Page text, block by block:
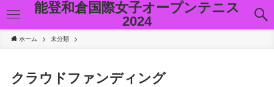
能登和倉国際女子オープンテニス
2024
ホーム 未分類
クラウドファンディング